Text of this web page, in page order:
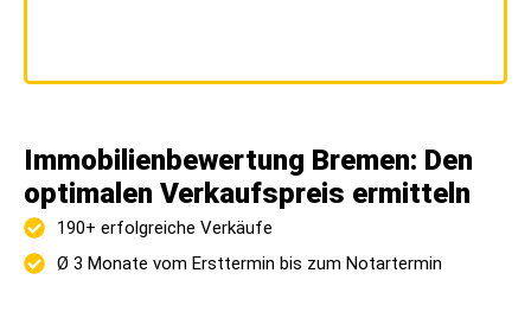
Immobilienbewertung Bremen: Den
optimalen Verkaufspreis ermitteln
190+ erfolgreiche Verkäufe
Ø 3 Monate vom Ersttermin bis zum Notartermin